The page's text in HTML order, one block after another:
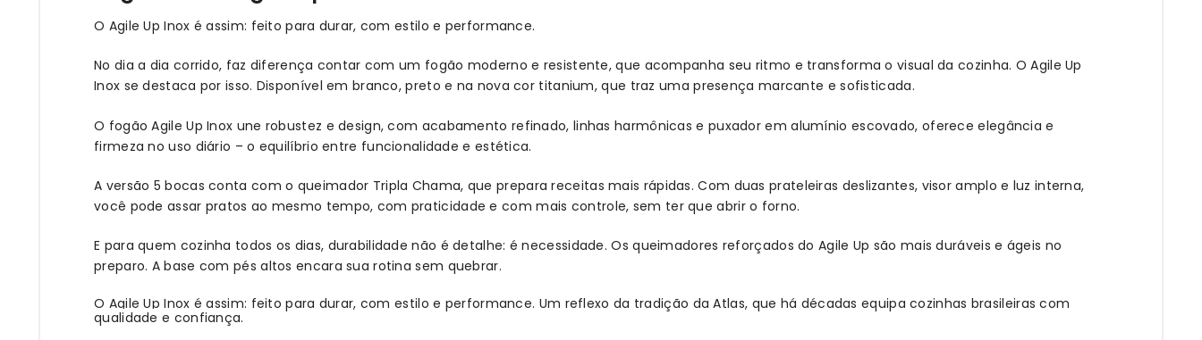
O Agile Up Inox é assim: feito para durar, com estilo e performance.
No dia a dia corrido, faz diferença contar com um fogão moderno e resistente, que acompanha seu ritmo e transforma o visual da cozinha. O Agile Up
Inox se destaca por isso. Disponível em branco, preto e na nova cor titanium, que traz uma presença marcante e sofisticada.
O fogão Agile Up Inox une robustez e design, com acabamento refinado, linhas harmônicas e puxador em alumínio escovado, oferece elegância e
firmeza no uso diário – o equilíbrio entre funcionalidade e estética.
A versão 5 bocas conta com o queimador Tripla Chama, que prepara receitas mais rápidas. Com duas prateleiras deslizantes, visor amplo e luz interna,
você pode assar pratos ao mesmo tempo, com praticidade e com mais controle, sem ter que abrir o forno.
E para quem cozinha todos os dias, durabilidade não é detalhe: é necessidade. Os queimadores reforçados do Agile Up são mais duráveis e ágeis no
preparo. A base com pés altos encara sua rotina sem quebrar.
O Agile Up Inox é assim: feito para durar, com estilo e performance. Um reflexo da tradição da Atlas, que há décadas equipa cozinhas brasileiras com
qualidade e confiança.